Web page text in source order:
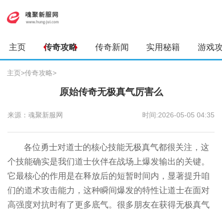
主页 传奇攻略 传奇新闻 实用秘籍 游戏
主页>传奇攻略>
原始传奇无极真气厉害么
来源：魂聚新服网 时间:2026-05-05 04:35
各位勇士对道士的核心技能无极真气都很关注，这
个技能确实是我们道士伙伴在战场上爆发输出的关键。
它最核心的作用是在释放后的短暂时间内，显著提升咱
们的道术攻击能力，这种瞬间爆发的特性让道士在面对
高强度对抗时有了更多底气。很多朋友在获得无极真气